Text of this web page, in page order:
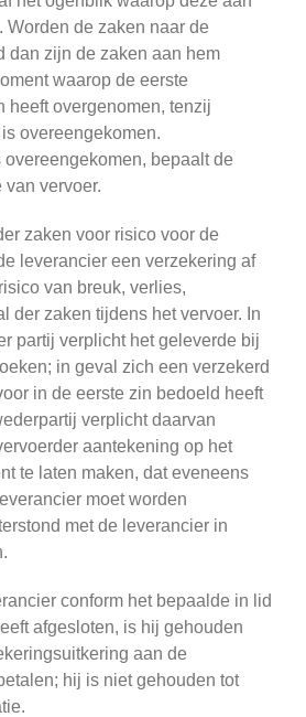
Worden de zaken naar de
dan zijn de zaken aan hem
waarop de eerste
heeft overgenomen, tenzij
overeengekomen.
bepaalt de
van vervoer.
zaken voor risico voor de
leverancier een verzekering af
van breuk, verlies,
der zaken tijdens het vervoer. In
partij verplicht het geleverde bij
in geval zich een verzekerd
in de eerste zin bedoeld heeft
verplicht daarvan
aantekening op het
te laten maken, dat eveneens
moet worden
met de leverancier in
conform het bepaalde in lid
afgesloten, is hij gehouden
aan de
hij is niet gehouden tot